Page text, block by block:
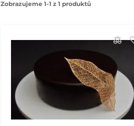
Zobrazujeme 1-1 z 1 produktů